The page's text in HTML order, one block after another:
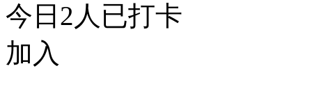
今日 2 人已打卡
加入